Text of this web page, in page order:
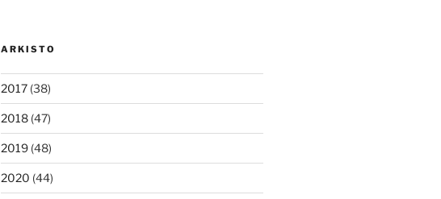
ARKISTO
2017(38)
2018(47)
2019(48)
2020 (44)